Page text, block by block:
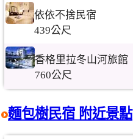
依依不捨民宿
439公尺
香格里拉冬山河旅館
760公尺
麵包樹民宿 附近景點